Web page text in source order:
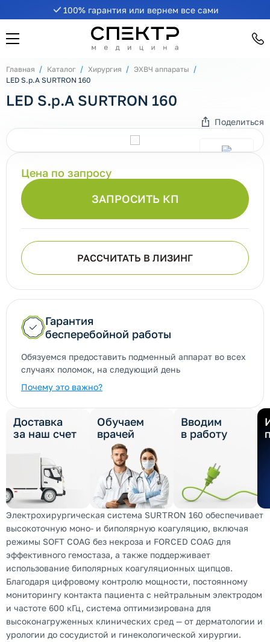
100% гарантия или вернем все сами
Главная Каталог Хирургия
ЭХВЧ аппараты
LED S.p.A SURTRON 160
LED S.p.A SURTRON 160
Поделиться
ЗАПРОСИТЬ КП
Цена по запросу
РАССЧИТАТЬ В ЛИЗИНГ
Гарантия
бесперебойной работы
Обязуемся предоставить подменный аппарат во всех
случаях поломок, на следующий день
Почему это важно?
Доставка
за наш счет
Обучаем
врачей
Вводим
в работу
Электрохирургическая система SURTRON 160 обеспечивает
высокоточную моно- и биполярную коагуляцию, включая
режимы SOFT COAG без некроза и FORCED COAG для
эффективного гемостаза, а также поддерживает
использование биполярных коагуляционных щипцов.
Благодаря цифровому контролю мощности, постоянному
мониторингу контакта пациента с нейтральным электродом
и частоте 600 кГц, система оптимизирована для
высоконагруженных клинических сред — от дерматологии и
урологии до сосудистой и гинекологической хирургии.